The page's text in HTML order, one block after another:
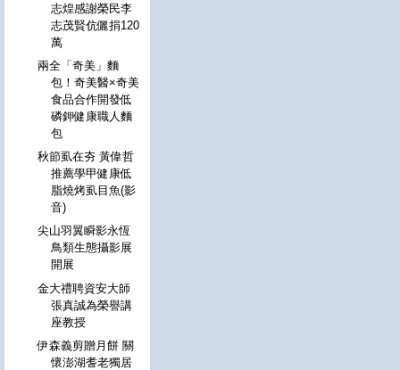
志煌感謝榮民李
志茂賢伉儷捐120
萬
兩全「奇美」麵
包！奇美醫×奇美
食品合作開發低
磷鉀健康職人麵
包
秋節虱在夯 黃偉哲
推薦學甲健康低
脂燒烤虱目魚(影
音)
尖山羽翼瞬影永恆
鳥類生態攝影展
開展
金大禮聘資安大師
張真誠為榮譽講
座教授
伊森義剪贈月餅 關
懷澎湖耆老獨居